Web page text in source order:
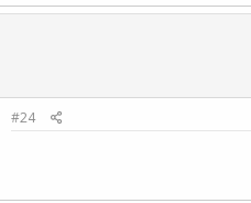
#24